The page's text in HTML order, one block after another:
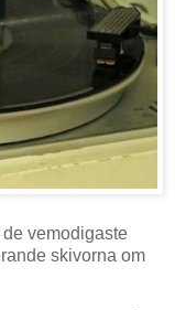
vemodigaste
skivorna om